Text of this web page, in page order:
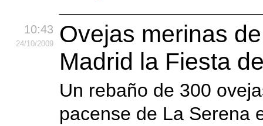
10:43
24/10/2009
Ovejas merinas
Madrid la Fiesta
Un rebaño de 300
pacense de La Serena